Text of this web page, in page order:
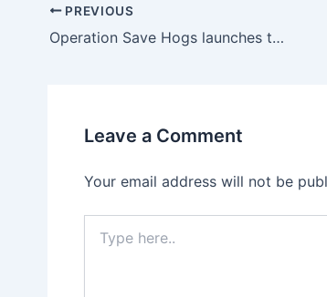
PREVIOUS
Operation Save Hogs launches to aid Hogs & Heifers employees
Leave a Comment
Your email address will not be
here..